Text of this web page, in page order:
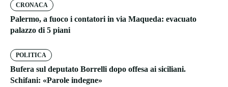
CRONACA
Palermo, a fuoco i contatori in via Maqueda: evacuato
palazzo di 5 piani
POLITICA
Bufera sul deputato Borrelli dopo offesa ai siciliani.
Schifani: «Parole indegne»